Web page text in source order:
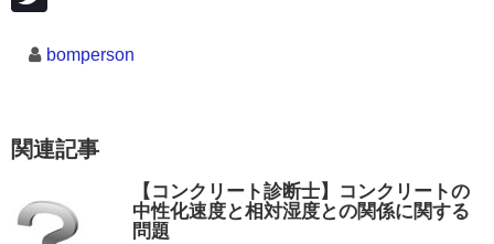
bomperson
関連記事
【コンクリート診断士】コンクリートの
中性化速度と相対湿度との関係に関する
問題